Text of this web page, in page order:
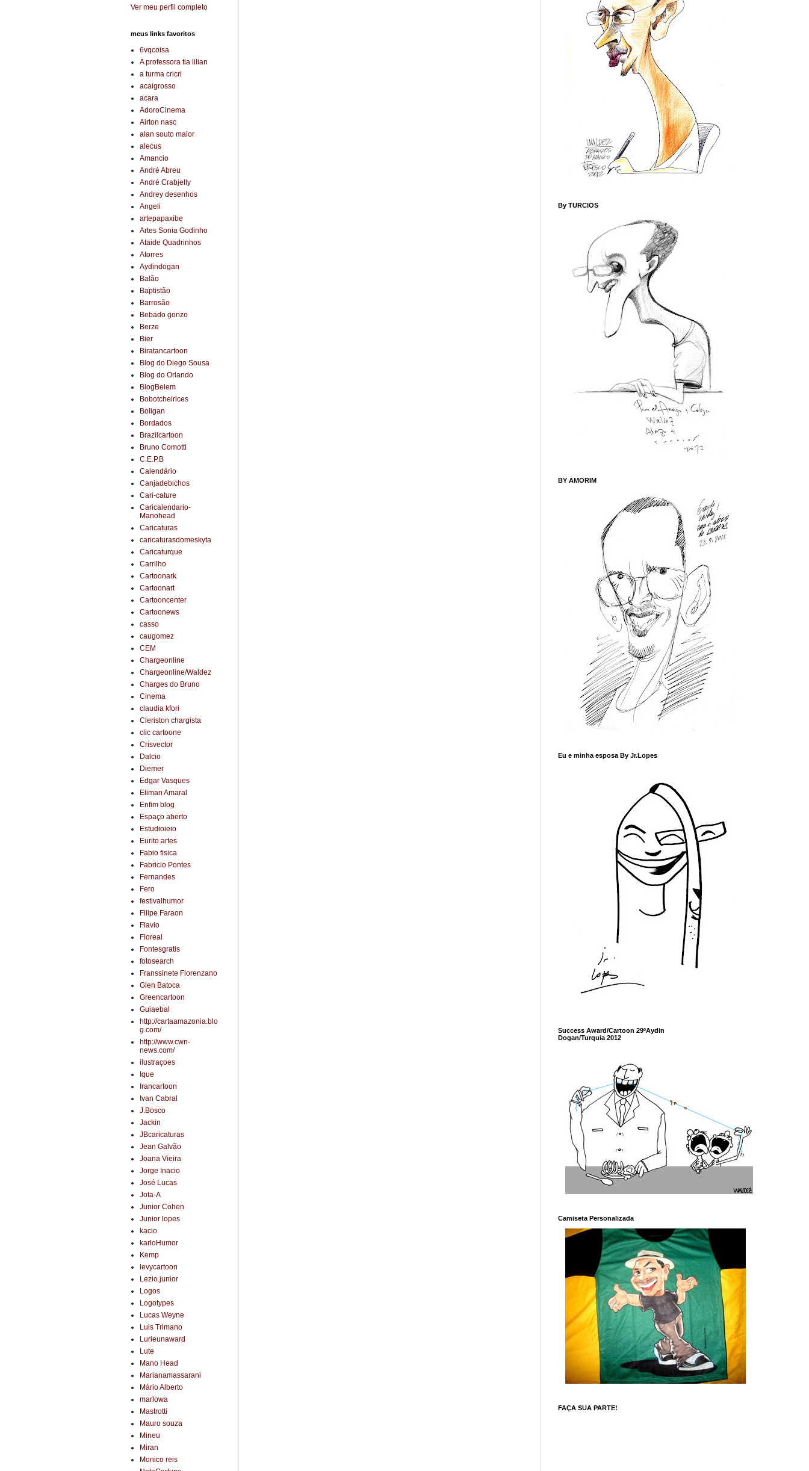
Ver meu perfil completo
meus links favoritos
6vqcoisa
A professora tia lilian
a turma cricri
acaigrosso
acara
AdoroCinema
Airton nasc
alan souto maior
alecus
Amancio
André Abreu
André Crabjelly
Andrey desenhos
Angeli
artepapaxibe
Artes Sonia Godinho
Ataide Quadrinhos
Atorres
Aydindogan
Balão
Baptistão
Barrosão
Bebado gonzo
Berze
Bier
Biratancartoon
Blog do Diego Sousa
Blog do Orlando
BlogBelem
Bobotcheirices
Boligan
Bordados
Brazilcartoon
Bruno Comotti
C.E.P.B
Calendário
Canjadebichos
Cari-cature
Caricalendario-
Manohead
Caricaturas
caricaturasdomeskyta
Caricaturque
Carrilho
Cartoonark
Cartoonart
Cartooncenter
Cartoonews
casso
caugomez
CEM
Chargeonline
Chargeonline/Waldez
Charges do Bruno
Cinema
claudia kfori
Cleriston chargista
clic cartoone
Crisvector
Dalcio
Diemer
Edgar Vasques
Eliman Amaral
Enfim blog
Espaço aberto
Estudioieio
Eurito artes
Fabio fisica
Fabricio Pontes
Fernandes
Fero
festivalhumor
Filipe Faraon
Flavio
Floreal
Fontesgratis
fotosearch
Franssinete Florenzano
Glen Batoca
Greencartoon
Guiaebal
http://cartaamazonia.blo
g.com/
http://www.cwn-
news.com/
ilustraçoes
Ique
Irancartoon
Ivan Cabral
J.Bosco
Jackin
JBcaricaturas
Jean Galvão
Joana Vieira
Jorge Inacio
José Lucas
Jota-A
Junior Cohen
Junior lopes
kacio
karloHumor
Kemp
levycartoon
Lezio.junior
Logos
Logotypes
Lucas Weyne
Luis Trimano
Lurieunaward
Lute
Mano Head
Marianamassarani
Mário Alberto
marlowa
Mastrotti
Mauro souza
Mineu
Miran
Monico reis
By TURCIOS
BY AMORIM
Eu e minha esposa By Jr.Lopes
Success Award/Cartoon 29ºAydin
Dogan/Turquia 2012
Camiseta Personalizada
FAÇA SUA PARTE!